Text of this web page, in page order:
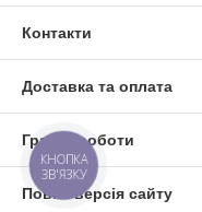
Контакти
Доставка та оплата
Графік роботи
Повна версія сайту
КНОПКА
ЗВ'ЯЗКУ